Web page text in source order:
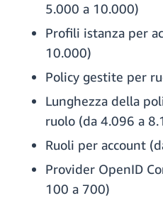
5.000 a 10.000)
Profili istanza per
10.000)
Policy gestite per
Lunghezza della
ruolo (da 4.096 a
Ruoli per account
Provider OpenID
100 a 700)